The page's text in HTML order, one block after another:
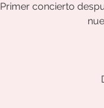
Primer concierto